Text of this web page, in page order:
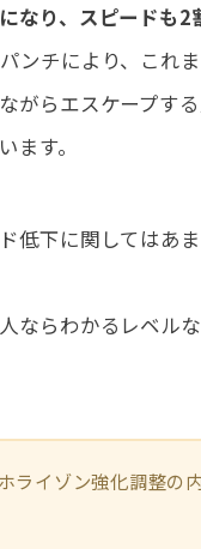
なり、スピードも2
ンチにより、これ
がらエスケープす
ます。
低下に関してはあ
ならわかるレベル
ライゾン強化調整の